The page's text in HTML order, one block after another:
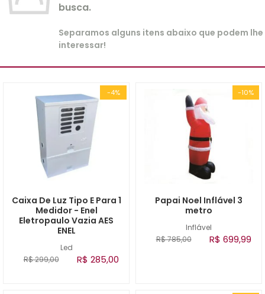
busca.
Separamos alguns itens abaixo que podem lhe
interessar!
-4%
Led
Caixa De Luz Tipo E Para 1
Medidor - Enel
Eletropaulo Vazia AES
ENEL
R$ 299,00 R$ 285,00
-10%
Inflável
Papai Noel Inflável 3
metro
R$ 785,00 R$ 699,99